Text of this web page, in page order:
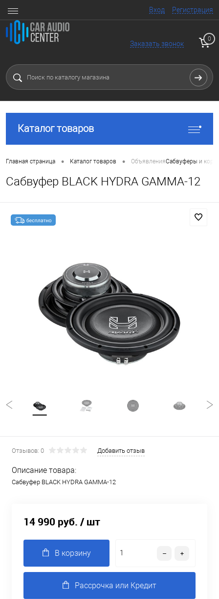
Вход Регистрация
Заказать звонок
0
Каталог товаров
Главная страница • Каталог товаров • ОбъявленияСабвуферы и
Сабвуфер BLACK HYDRA GAMMA-12
Отзывов: 0 Добавить отзыв
Описание товара:
Сабвуфер BLACK HYDRA GAMMA-12
14 990 руб. / шт
В корзину
Рассрочка или Кредит